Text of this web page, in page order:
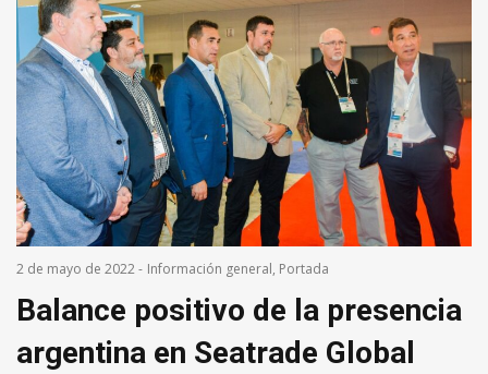
2 de mayo de 2022- Información general, Portada
Balance positivo de la presencia
argentina en Seatrade Global